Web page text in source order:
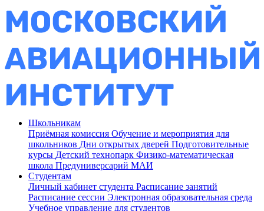
Школьникам
Приёмная комиссия Обучение и мероприятия для
школьников Дни открытых дверей Подготовительные
курсы Детский технопарк Физико-математическая
школа Предуниверсарий МАИ
Студентам
Личный кабинет студента Расписание занятий
Расписание сессии Электронная образовательная среда
Учебное управление для студентов